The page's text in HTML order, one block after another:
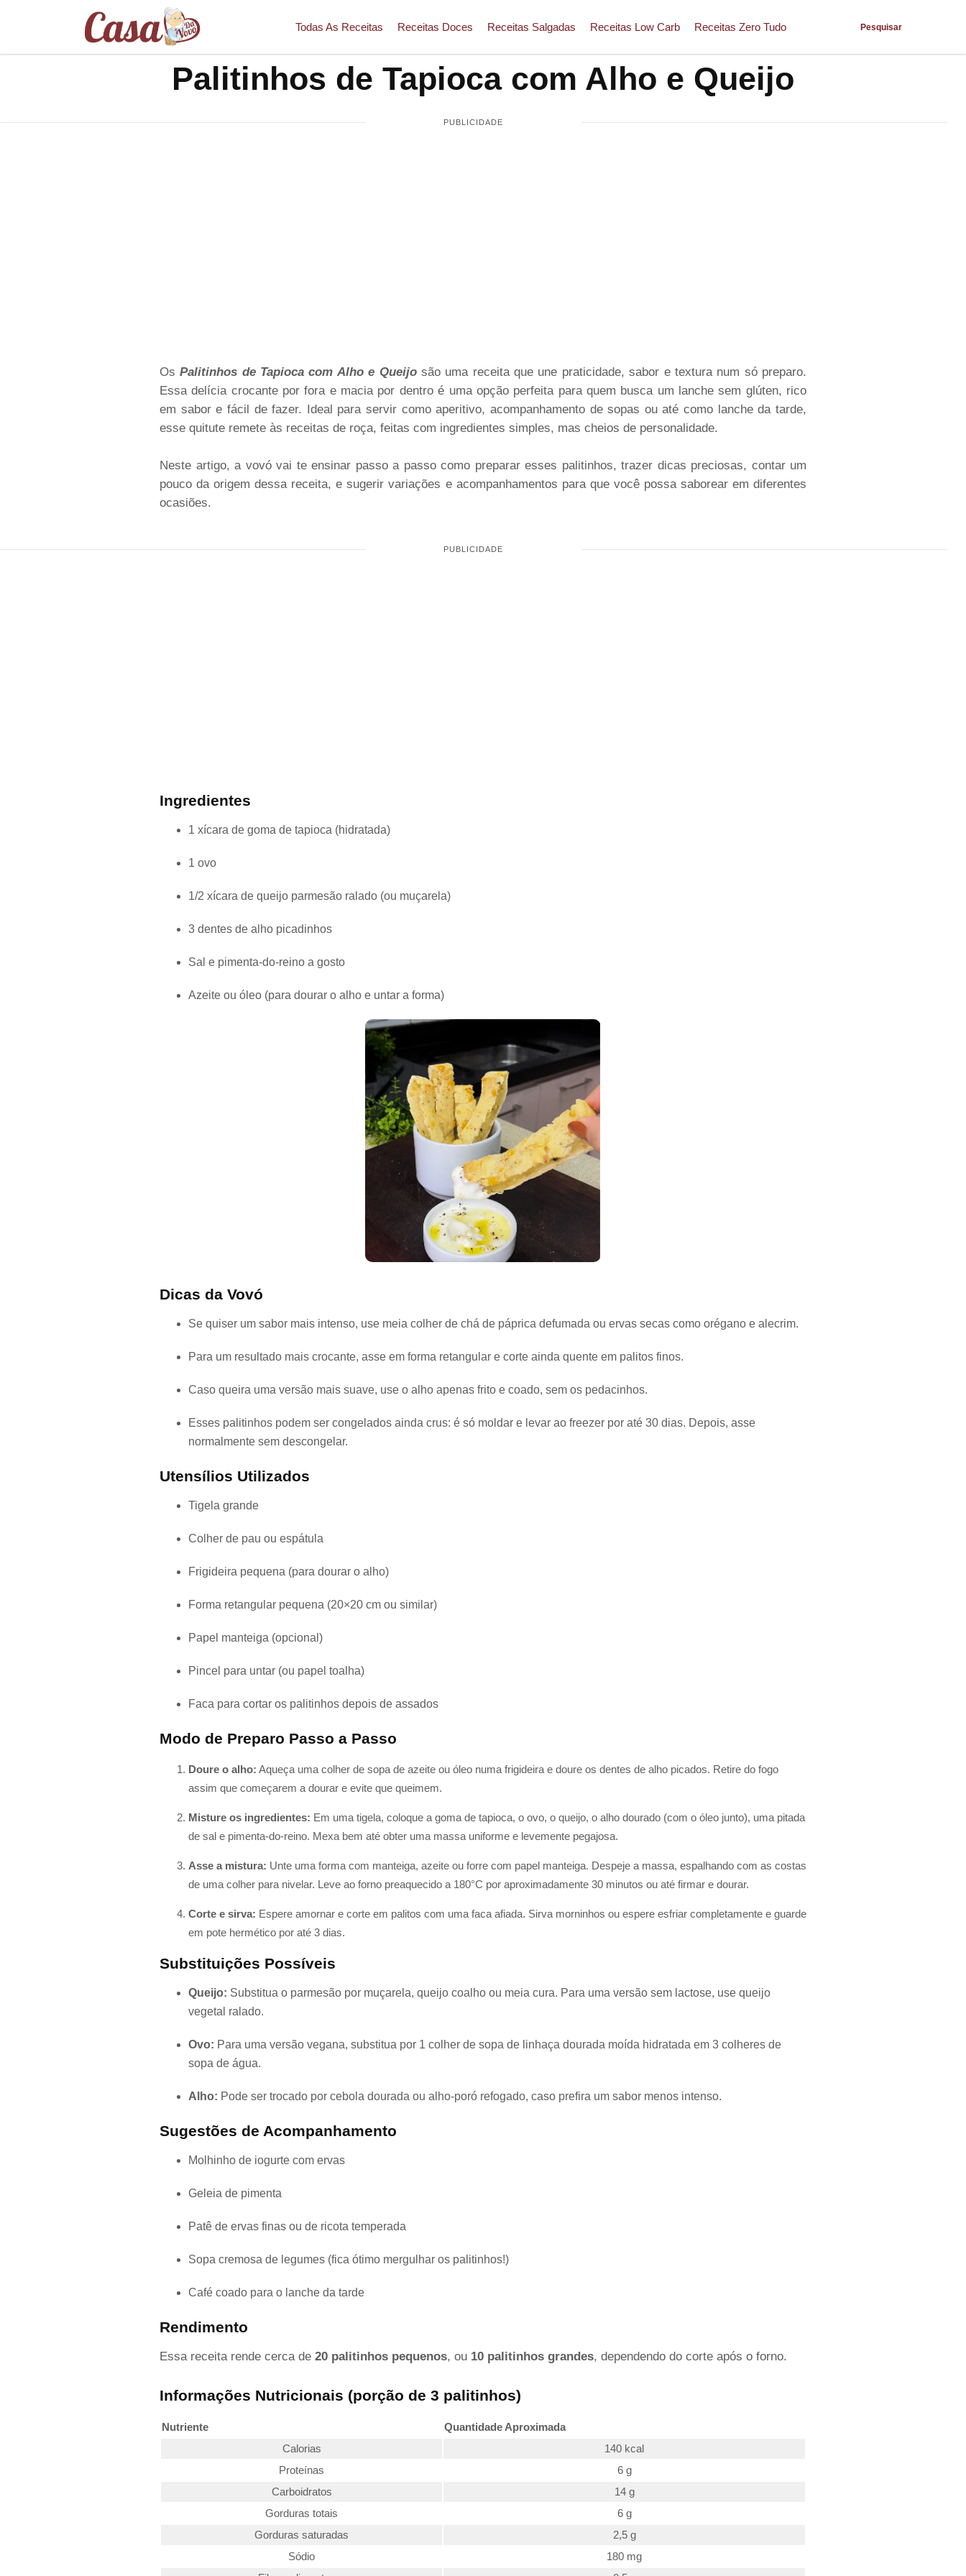
Todas As Receitas Receitas Doces Receitas Salgadas Receitas Low Carb Receitas Zero Tudo Pesquisar
Palitinhos de Tapioca com Alho e Queijo
OsPalitinhos de Tapioca com Alho e Queijosão uma receita que une praticidade, sabor e textura num só preparo.
Essa delícia crocante por fora e macia por dentro é uma opção perfeita para quem busca um lanche sem glúten, rico
em sabor e fácil de fazer. Ideal para servir como aperitivo, acompanhamento de sopas ou até como lanche da tarde,
esse quitute remete às receitas de roça, feitas com ingredientes simples, mas cheios de personalidade.
Neste artigo, a vovó vai te ensinar passo a passo como preparar esses palitinhos, trazer dicas preciosas, contar um
pouco da origem dessa receita, e sugerir variações e acompanhamentos para que você possa saborear em diferentes
ocasiões.
Ingredientes
1 xícara de goma de tapioca (hidratada)
1 ovo
1/2 xícara de queijo parmesão ralado (ou muçarela)
3 dentes de alho picadinhos
Sal e pimenta-do-reino a gosto
Azeite ou óleo (para dourar o alho e untar a forma)
Dicas da Vovó
Se quiser um sabor mais intenso, use meia colher de chá de páprica defumada ou ervas secas como orégano e alecrim.
Para um resultado mais crocante, asse em forma retangular e corte ainda quente em palitos finos.
Caso queira uma versão mais suave, use o alho apenas frito e coado, sem os pedacinhos.
Esses palitinhos podem ser congelados ainda crus: é só moldar e levar ao freezer por até 30 dias. Depois, asse
normalmente sem descongelar.
Utensílios Utilizados
Tigela grande
Colher de pau ou espátula
Frigideira pequena (para dourar o alho)
Forma retangular pequena (20×20 cm ou similar)
Papel manteiga (opcional)
Pincel para untar (ou papel toalha)
Faca para cortar os palitinhos depois de assados
Modo de Preparo Passo a Passo
Doure o alho: Aqueça uma colher de sopa de azeite ou óleo numa frigideira e doure os dentes de alho picados. Retire do fogo
assim que começarem a dourar e evite que queimem.
Misture os ingredientes: Em uma tigela, coloque a goma de tapioca, o ovo, o queijo, o alho dourado (com o óleo junto), uma pitada
de sal e pimenta-do-reino. Mexa bem até obter uma massa uniforme e levemente pegajosa.
Asse a mistura: Unte uma forma com manteiga, azeite ou forre com papel manteiga. Despeje a massa, espalhando com as costas
de uma colher para nivelar. Leve ao forno preaquecido a 180°C por aproximadamente 30 minutos ou até firmar e dourar.
Corte e sirva: Espere amornar e corte em palitos com uma faca afiada. Sirva morninhos ou espere esfriar completamente e guarde
em pote hermético por até 3 dias.
Substituições Possíveis
Queijo: Substitua o parmesão por muçarela, queijo coalho ou meia cura. Para uma versão sem lactose, use queijo
vegetal ralado.
Ovo: Para uma versão vegana, substitua por 1 colher de sopa de linhaça dourada moída hidratada em 3 colheres de
sopa de água.
Alho: Pode ser trocado por cebola dourada ou alho-poró refogado, caso prefira um sabor menos intenso.
Sugestões de Acompanhamento
Molhinho de iogurte com ervas
Geleia de pimenta
Patê de ervas finas ou de ricota temperada
Sopa cremosa de legumes (fica ótimo mergulhar os palitinhos!)
Café coado para o lanche da tarde
Rendimento
Essa receita rende cerca de 20 palitinhos pequenos, ou 10 palitinhos grandes, dependendo do corte após o forno.
Informações Nutricionais (porção de 3 palitinhos)
Nutriente
Quantidade Aproximada
Calorias
140 kcal
Proteínas
6 g
Carboidratos
14 g
Gorduras totais
6 g
Gorduras saturadas
2,5 g
Sódio
180 mg